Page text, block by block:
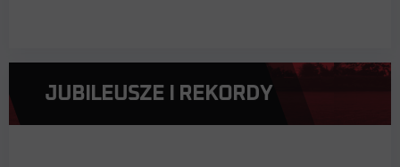
JUBILEUSZE I REKORDY